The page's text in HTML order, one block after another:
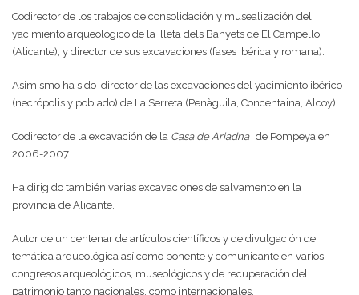
Codirector de los trabajos de consolidación y musealización del
yacimiento arqueológico de la Illeta dels Banyets de El Campello
(Alicante), y director de sus excavaciones (fases ibérica y romana).
Asimismo ha sido director de las excavaciones del yacimiento ibérico
(necrópolis y poblado) de La Serreta (Penàguila, Concentaina, Alcoy).
Codirector de la excavación de la Casa de Ariadna de Pompeya en
2006-2007.
Ha dirigido también varias excavaciones de salvamento en la
provincia de Alicante.
Autor de un centenar de artículos científicos y de divulgación de
temática arqueológica así como ponente y comunicante en varios
congresos arqueológicos, museológicos y de recuperación del
patrimonio tanto nacionales, como internacionales.